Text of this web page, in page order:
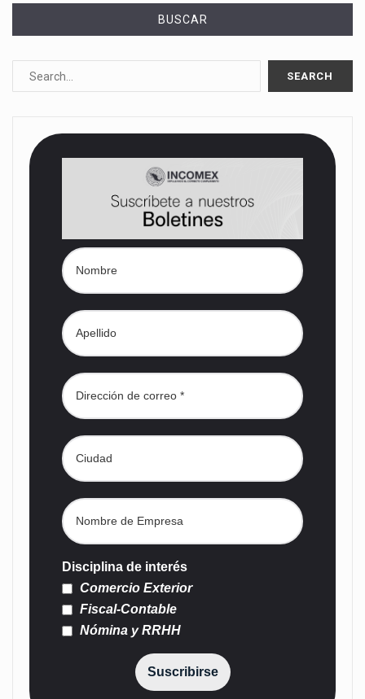
BUSCAR
Disciplina de interés
Comercio Exterior
Fiscal-Contable
Nómina y RRHH
Suscribirse